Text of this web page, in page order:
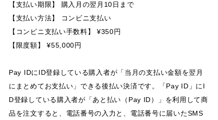
【支払い期限】 購入月の翌月10日まで
【支払い方法】 コンビニ支払い
【コンビニ支払い手数料】 ¥350円
【限度額】 ¥55,000円
Pay IDにID登録している購入者が「当月の支払い金額を翌月
にまとめてお支払い」できる後払い決済です。「Pay ID」にI
D登録している購入者が「あと払い（Pay ID）」を利用して商
品を注文すると、電話番号の入力と、電話番号に届いたSMS